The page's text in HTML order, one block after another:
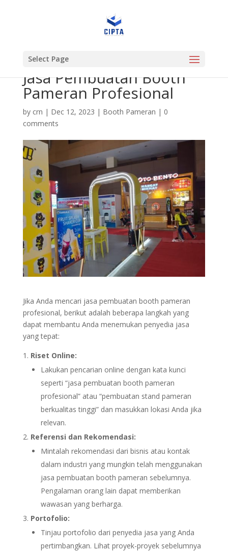
Select Page
Jasa Pembuatan Booth
Pameran Profesional
by crn | Dec 12, 2023 | Booth Pameran | 0
comments
Jika Anda mencari jasa pembuatan booth pameran
profesional, berikut adalah beberapa langkah yang
dapat membantu Anda menemukan penyedia jasa
yang tepat:
Riset Online:
Lakukan pencarian online dengan kata kunci
seperti “jasa pembuatan booth pameran
profesional” atau “pembuatan stand pameran
berkualitas tinggi” dan masukkan lokasi Anda jika
relevan.
Referensi dan Rekomendasi:
Mintalah rekomendasi dari bisnis atau kontak
dalam industri yang mungkin telah menggunakan
jasa pembuatan booth pameran sebelumnya.
Pengalaman orang lain dapat memberikan
wawasan yang berharga.
Portofolio:
Tinjau portofolio dari penyedia jasa yang Anda
pertimbangkan. Lihat proyek-proyek sebelumnya